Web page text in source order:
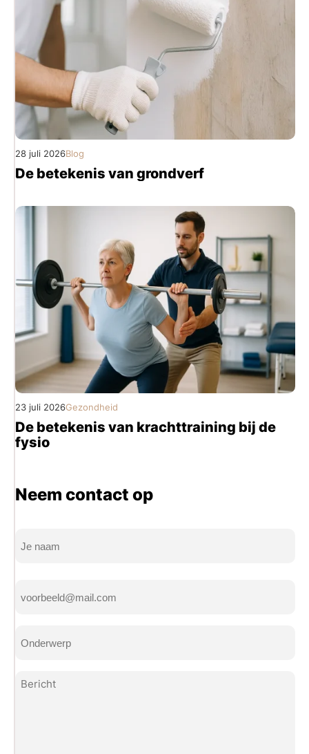
28 juli 2026Blog
De betekenis van grondverf
23 juli 2026Gezondheid
De betekenis van krachttraining bij de
fysio
Neem contact op
mailadres
Bericht